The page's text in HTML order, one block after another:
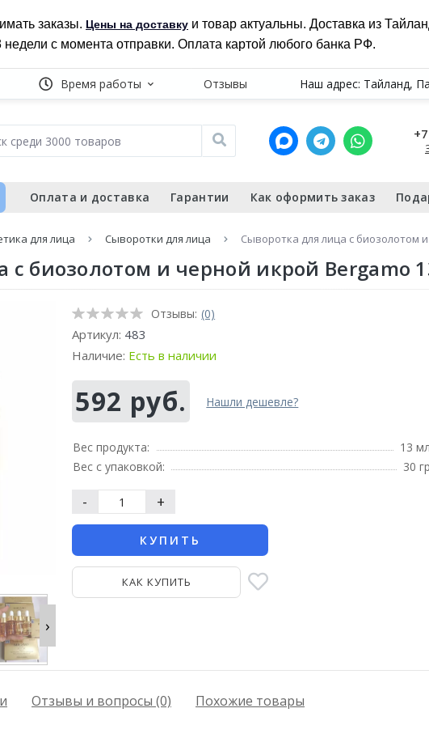
заказы. Цены на доставку и товар актуальны. Доставка из
с момента отправки. Оплата картой любого банка РФ.
Время работы Отзывы Наш адрес: Тайланд,
Оплата и доставка Гарантии Как оформить заказ
для лица Сыворотки для лица Сыворотка для лица с биозолотом
с биозолотом и черной икрой Bergamo
›
Отзывы: (0)
Артикул: 483
Наличие: Есть в наличии
592 руб. Нашли дешевле?
Вес продукта:
13
Вес с упаковкой:
30
- +
КУПИТЬ
КАК КУПИТЬ
Отзывы и вопросы (0) Похожие товары